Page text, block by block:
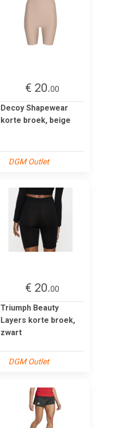
€ 20.00
Decoy Shapewear
korte broek, beige
DGM Outlet
€ 20.00
Triumph Beauty
Layers korte broek,
zwart
DGM Outlet